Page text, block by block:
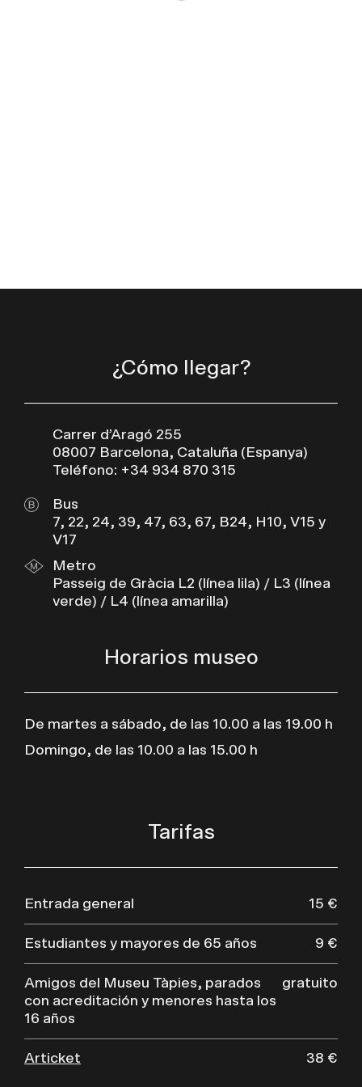
¿Cómo llegar?
Carrer d’Aragó 255
08007 Barcelona, Cataluña (Espanya)
Teléfono: +34 934 870 315
Bus
7, 22, 24, 39, 47, 63, 67, B24, H10, V15 y
V17
Metro
Passeig de Gràcia L2 (línea lila) / L3 (línea
verde) / L4 (línea amarilla)
Horarios museo
De martes a sábado, de las 10.00 a las 19.00 h
Domingo, de las 10.00 a las 15.00 h
Tarifas
Entrada general 15 €
Estudiantes y mayores de 65 años 9 €
Amigos del Museu Tàpies, parados
con acreditación y menores hasta los
16 años
gratuito
Articket 38 €